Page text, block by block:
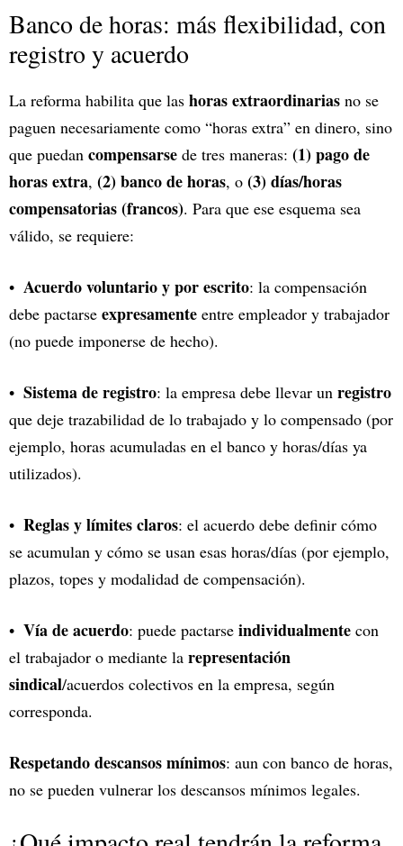
Banco de horas: más flexibilidad, con
registro y acuerdo
La reforma habilita que las horas extraordinarias no se
paguen necesariamente como “horas extra” en dinero, sino
que puedan compensarse de tres maneras: (1) pago de
horas extra, (2) banco de horas, o (3) días/horas
compensatorias (francos). Para que ese esquema sea
válido, se requiere:
Acuerdo voluntario y por escrito: la compensación
debe pactarse expresamente entre empleador y trabajador
(no puede imponerse de hecho).
Sistema de registro: la empresa debe llevar un registro
que deje trazabilidad de lo trabajado y lo compensado (por
ejemplo, horas acumuladas en el banco y horas/días ya
utilizados).
Reglas y límites claros: el acuerdo debe definir cómo
se acumulan y cómo se usan esas horas/días (por ejemplo,
plazos, topes y modalidad de compensación).
Vía de acuerdo: puede pactarse individualmente con
el trabajador o mediante la representación
sindical/acuerdos colectivos en la empresa, según
corresponda.
Respetando descansos mínimos: aun con banco de horas,
no se pueden vulnerar los descansos mínimos legales.